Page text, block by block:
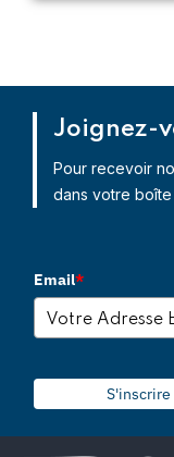
Joignez-
Pour recevoir
dans votre
Email*
S'inscrire